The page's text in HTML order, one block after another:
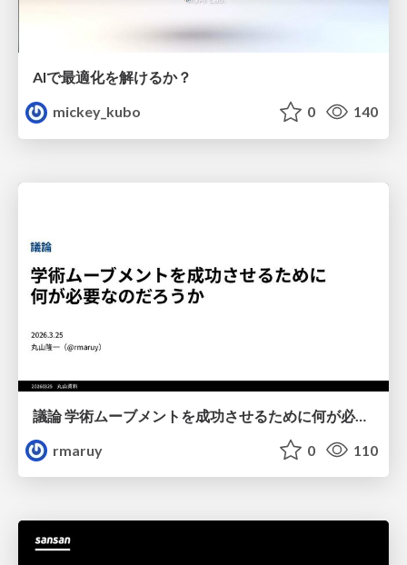
AIで最適化を解けるか？
mickey_kubo
0 140
議論 学術ムーブメントを成功させるために何が必要なのだろうか
rmaruy
0 110